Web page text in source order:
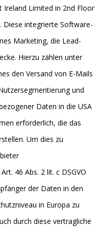
Ireland Limited in 2nd Floor
Diese integrierte Software-
Marketing, die Lead-
Hierzu zählen unter
den Versand von E-Mails
und
Daten in die USA
erforderlich, die das
Um dies zu
46 Abs. 2 lit. c DSGVO
der Daten in den
in Europa zu
durch diese vertragliche